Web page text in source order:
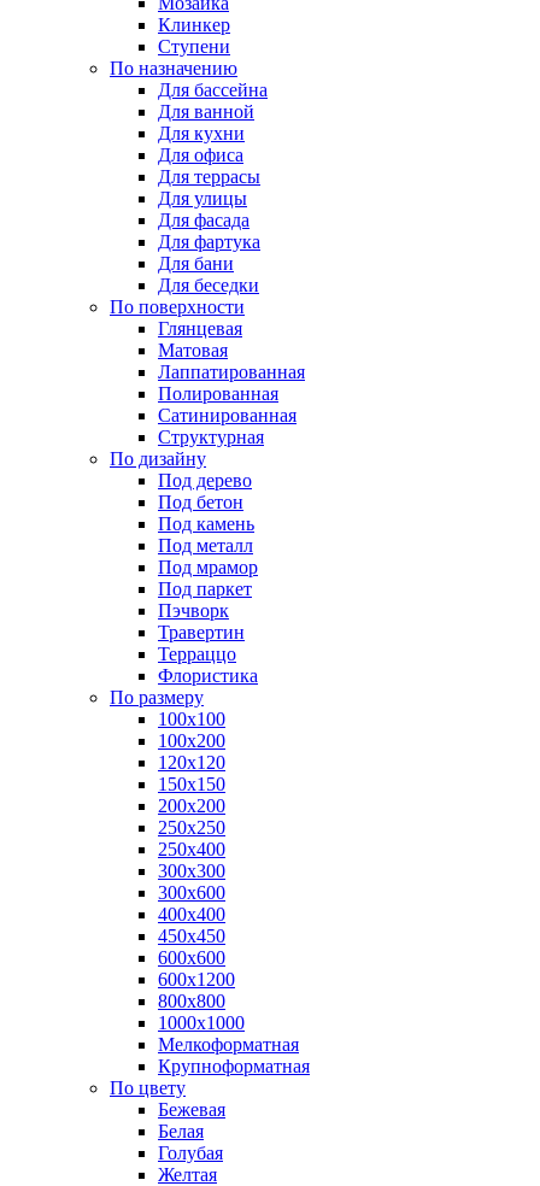
Клинкер
Ступени
По назначению
Для бассейна
Для ванной
Для кухни
Для офиса
Для террасы
Для улицы
Для фасада
Для фартука
Для бани
Для беседки
По поверхности
Глянцевая
Матовая
Лаппатированная
Полированная
Сатинированная
Структурная
По дизайну
Под дерево
Под бетон
Под камень
Под металл
Под мрамор
Под паркет
Пэчворк
Травертин
Терраццо
Флористика
По размеру
100х100
100х200
120х120
150х150
200х200
250х250
250х400
300х300
300х600
400х400
450х450
600х600
600х1200
800х800
1000х1000
Мелкоформатная
Крупноформатная
По цвету
Бежевая
Белая
Голубая
Желтая